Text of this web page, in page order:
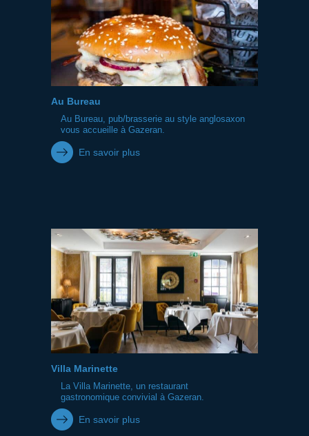
Au Bureau
Au Bureau, pub/brasserie au style anglosaxon
vous accueille à Gazeran.
En savoir plus
Villa Marinette
La Villa Marinette, un restaurant
gastronomique convivial à Gazeran.
En savoir plus